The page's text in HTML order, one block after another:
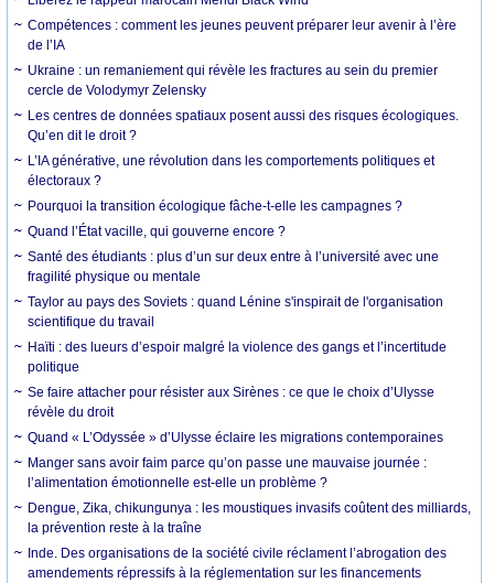
Compétences : comment les jeunes peuvent préparer leur avenir à l’ère
de l’IA
Ukraine : un remaniement qui révèle les fractures au sein du premier
cercle de Volodymyr Zelensky
Les centres de données spatiaux posent aussi des risques écologiques.
Qu’en dit le droit ?
L’IA générative, une révolution dans les comportements politiques et
électoraux ?
Pourquoi la transition écologique fâche-t-elle les campagnes ?
Quand l’État vacille, qui gouverne encore ?
Santé des étudiants : plus d’un sur deux entre à l’université avec une
fragilité physique ou mentale
Taylor au pays des Soviets : quand Lénine s'inspirait de l'organisation
scientifique du travail
Haïti : des lueurs d’espoir malgré la violence des gangs et l’incertitude
politique
Se faire attacher pour résister aux Sirènes : ce que le choix d’Ulysse
révèle du droit
Quand « L’Odyssée » d’Ulysse éclaire les migrations contemporaines
Manger sans avoir faim parce qu’on passe une mauvaise journée :
l’alimentation émotionnelle est-elle un problème ?
Dengue, Zika, chikungunya : les moustiques invasifs coûtent des milliards,
la prévention reste à la traîne
Inde. Des organisations de la société civile réclament l’abrogation des
amendements répressifs à la réglementation sur les financements